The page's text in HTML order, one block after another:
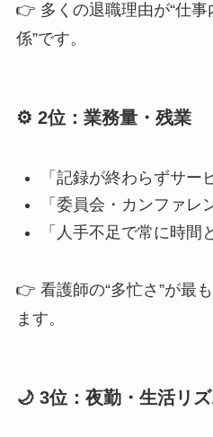
👉 多くの退職理由が“仕事
係”です。
⚙️ 2位：業務量・残業
「記録が終わらずサー
「委員会・カンファレ
「人手不足で常に時間
👉 看護師の“多忙さ”が最
ます。
🌙 3位：夜勤・生活リ